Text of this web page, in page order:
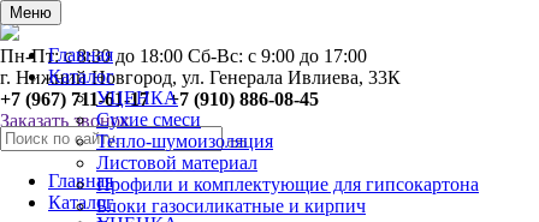
Меню
Главная
Каталог
УЦЕНКА
Сухие смеси
Тепло-шумоизоляция
Листовой материал
Профили и комплектующие для гипсокартона
Блоки газосиликатные и кирпич
0
Пн-Пт: с 8:30 до 18:00 Сб-Вс: с 9:00 до 17:00
г. Нижний Новгород, ул. Генерала Ивлиева, 33К
+7 (967) 711-61-17 +7 (910) 886-08-45
Заказать звонок
Главная
Каталог